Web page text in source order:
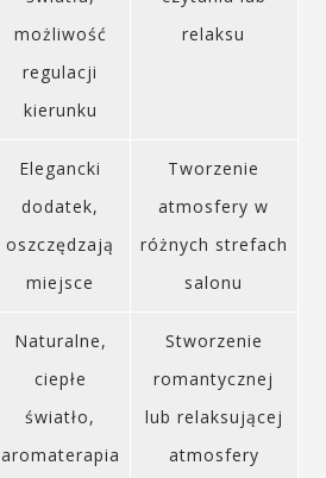
możliwość
regulacji
kierunku
relaksu
Elegancki
dodatek,
oszczędzają
miejsce
Tworzenie
atmosfery w
różnych strefach
salonu
Naturalne,
ciepłe
światło,
aromaterapia
Stworzenie
romantycznej
lub relaksującej
atmosfery